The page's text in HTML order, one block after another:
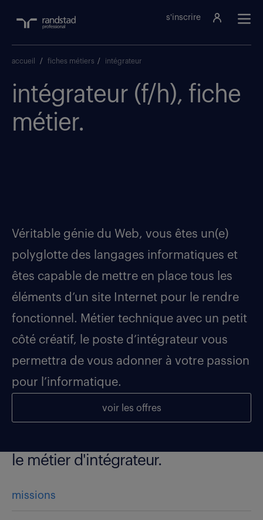
s'inscrire
accueil / fiches métiers / intégrateur
intégrateur (f/h), fiche
métier.
Véritable génie du Web, vous êtes un(e)
polyglotte des langages informatiques et
êtes capable de mettre en place tous les
éléments d’un site Internet pour le rendre
fonctionnel. Métier technique avec un petit
côté créatif, le poste d’intégrateur vous
permettra de vous adonner à votre passion
pour l’informatique.
voir les offres
le métier d'intégrateur.
missions